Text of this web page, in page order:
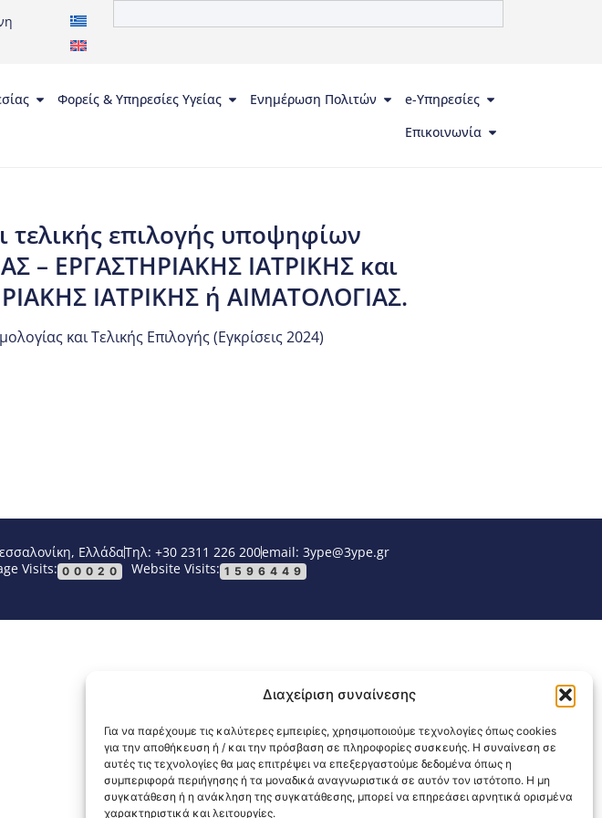
Διαχείριση συναίνεσης
Για να παρέχουμε τις καλύτερες εμπειρίες, χρησιμοποιούμε τεχνολογίες όπως cookies
για την αποθήκευση ή / και την πρόσβαση σε πληροφορίες συσκευής. Η συναίνεση σε
αυτές τις τεχνολογίες θα μας επιτρέψει να επεξεργαστούμε δεδομένα όπως η
συμπεριφορά περιήγησης ή τα μοναδικά αναγνωριστικά σε αυτόν τον ιστότοπο. Η μη
συγκατάθεση ή η ανάκληση της συγκατάθεσης, μπορεί να επηρεάσει αρνητικά ορισμένα
χαρακτηριστικά και λειτουργίες.
Φορείς & Υπηρεσίες Υγείας Ενημέρωση Πολιτών
e-Υπηρεσίες
Επικοινωνία
τελικής επιλογής υποψηφίων
– ΕΡΓΑΣΤΗΡΙΑΚΗΣ ΙΑΤΡΙΚΗΣ και
ΙΑΤΡΙΚΗΣ ή ΑΙΜΑΤΟΛΟΓΙΑΣ.
και Τελικής Επιλογής (Εγκρίσεις 2024)
ΕλλάδαΤηλ: +30 2311 226 200email: 3ype@3ype.gr
Visits: 00020 Website Visits: 1596449